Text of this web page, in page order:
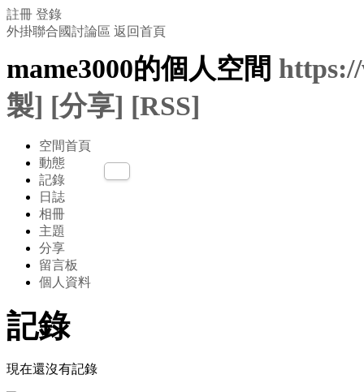
註冊 登錄
外掛聯合國討論區 返回首頁
mame3000的個人空間
製] [分享] [RSS]
空間首頁
動態
記錄
日誌
相冊
主題
分享
留言板
個人資料
記錄
現在還沒有記錄